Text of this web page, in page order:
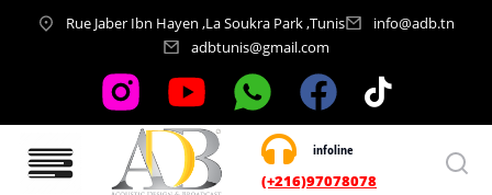
Rue Jaber Ibn Hayen ,La Soukra Park ,Tunis
info@adb.tn
adbtunis@gmail.com
infoline
(+216)97078078
Nos services